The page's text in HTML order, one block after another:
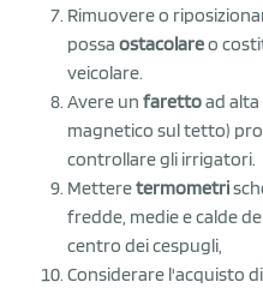
Rimuovere o
possa ostacolareo
veicolare.
Avere un farettoad
magnetico sul tetto)
controllare gli irrigatori.
Metteretermometri
fredde, medie e calde
centro dei cespugli,
Considerare l'acquisto di